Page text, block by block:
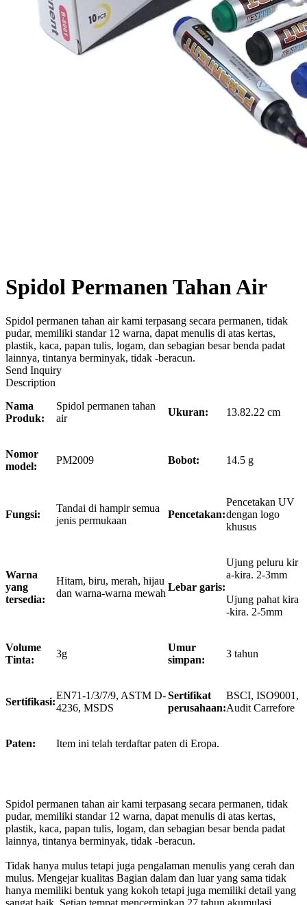
Spidol Permanen Tahan Air
Spidol permanen tahan air kami terpasang secara permanen, tidak
pudar, memiliki standar 12 warna, dapat menulis di atas kertas,
plastik, kaca, papan tulis, logam, dan sebagian besar benda padat
lainnya, tintanya berminyak, tidak -beracun.
Send Inquiry
Description
Nama
Produk:
Spidol permanen tahan
air
Ukuran: 13.82.22 cm
Nomor
model:
PM2009 Bobot: 14.5 g
Fungsi:
Tandai di hampir semua
jenis permukaan
Pencetakan:
Pencetakan UV
dengan logo
khusus
Warna
yang
tersedia:
Hitam, biru, merah, hijau
dan warna-warna mewah
Lebar garis:
Ujung peluru kir
a-kira. 2-3mm
Ujung pahat kira
-kira. 2-5mm
Volume
Tinta:
3g
Umur
simpan:
3 tahun
Sertifikasi:
EN71-1/3/7/9, ASTM D-
4236, MSDS
Sertifikat
perusahaan:
BSCI, ISO9001,
Audit Carrefore
Paten: Item ini telah terdaftar paten di Eropa.
Spidol permanen tahan air kami terpasang secara permanen, tidak
pudar, memiliki standar 12 warna, dapat menulis di atas kertas,
plastik, kaca, papan tulis, logam, dan sebagian besar benda padat
lainnya, tintanya berminyak, tidak -beracun.
Tidak hanya mulus tetapi juga pengalaman menulis yang cerah dan
mulus. Mengejar kualitas Bagian dalam dan luar yang sama tidak
hanya memiliki bentuk yang kokoh tetapi juga memiliki detail yang
sangat baik. Setiap tempat mencerminkan 27 tahun akumulasi